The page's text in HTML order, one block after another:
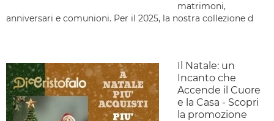
matrimoni,
anniversari e comunioni. Per il 2025, la nostra collezione d
Il Natale: un
Incanto che
Accende il Cuore
e la Casa - Scopri
la promozione